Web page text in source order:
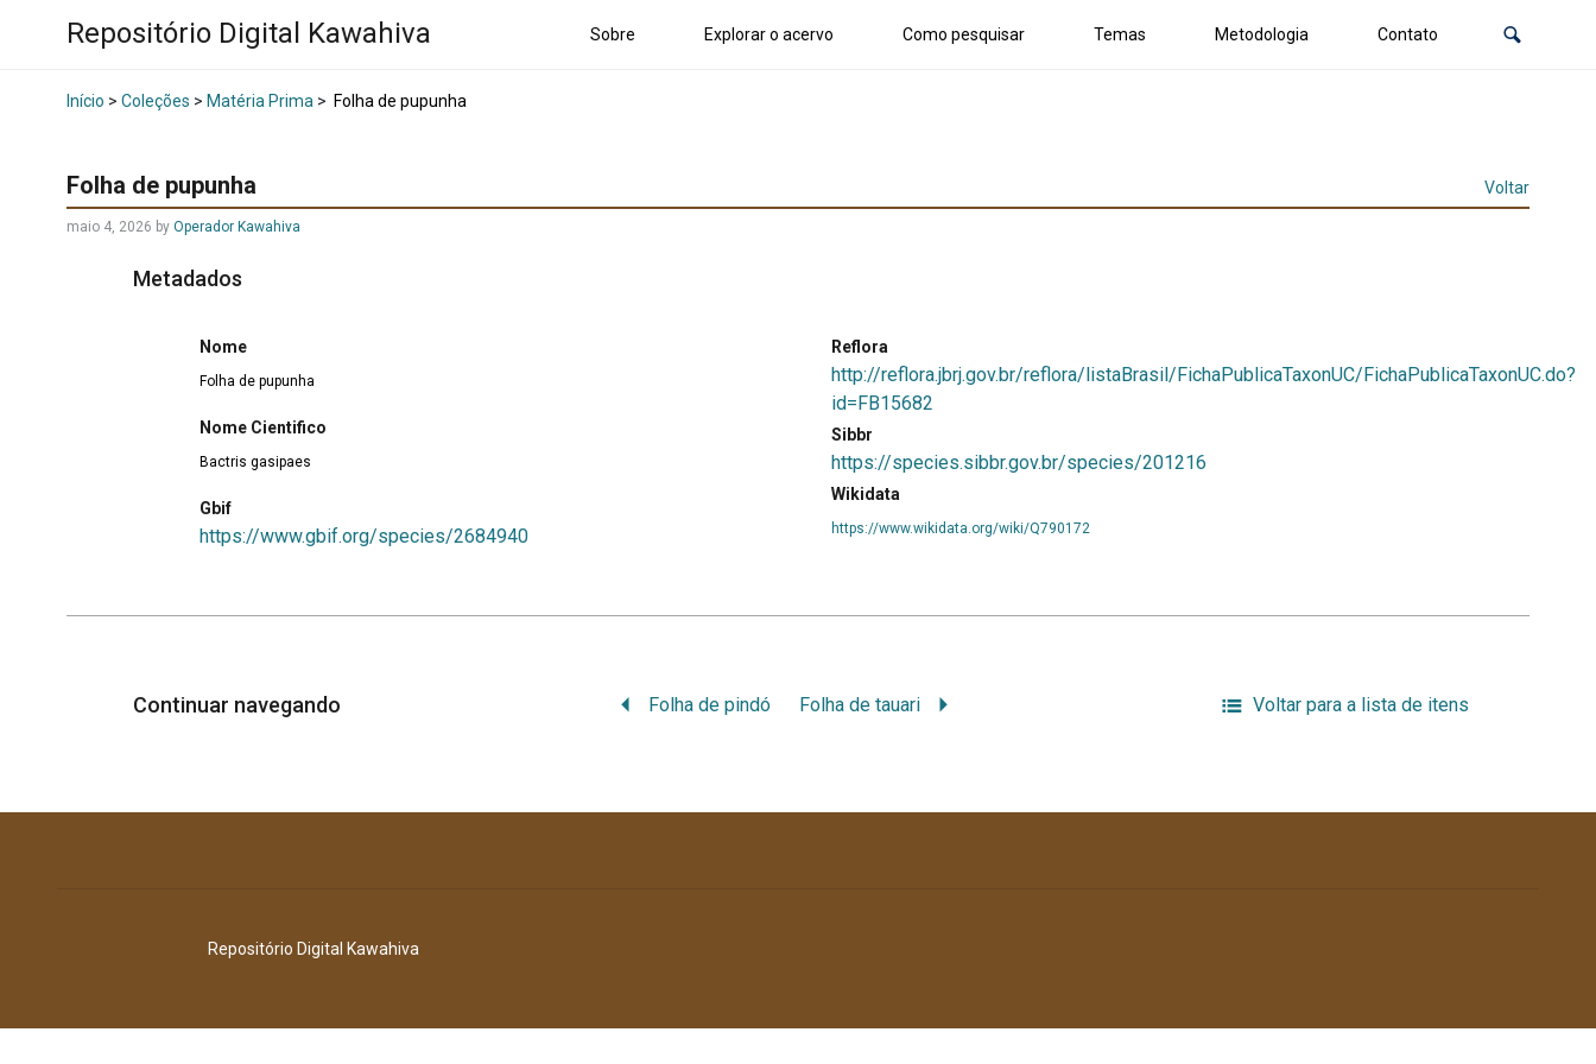
Repositório Digital Kawahiva Sobre Explorar o acervo Como pesquisar Temas Metodologia Contato
Início > Coleções > Matéria Prima > Folha de pupunha
Folha de pupunha Voltar
maio 4, 2026 by Operador Kawahiva
Metadados
Nome
Folha de pupunha
Nome Cientifico
Bactris gasipaes
Gbif
https://www.gbif.org/species/2684940
Reflora
http://reflora.jbrj.gov.br/reflora/listaBrasil/FichaPublicaTaxonUC/FichaPublicaTaxonUC.do?
id=FB15682
Sibbr
https://species.sibbr.gov.br/species/201216
Wikidata
https://www.wikidata.org/wiki/Q790172
Continuar navegando Folha de pindó Folha de tauari Voltar para a lista de itens
Repositório Digital Kawahiva